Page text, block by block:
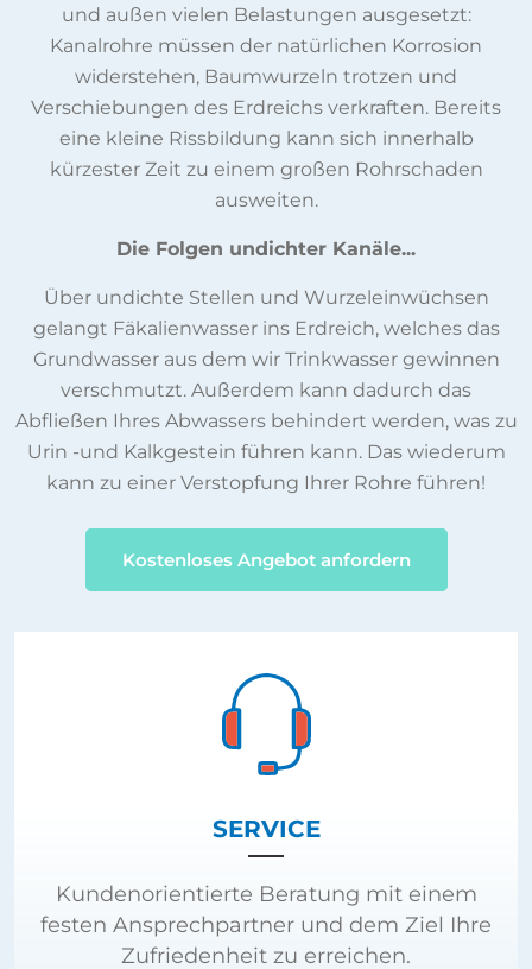
und außen vielen Belastungen ausgesetzt:
Kanalrohre müssen der natürlichen Korrosion
widerstehen, Baumwurzeln trotzen und
Verschiebungen des Erdreichs verkraften. Bereits
eine kleine Rissbildung kann sich innerhalb
kürzester Zeit zu einem großen Rohrschaden
ausweiten.
Die Folgen undichter Kanäle...
Über undichte Stellen und Wurzeleinwüchsen
gelangt Fäkalienwasser ins Erdreich, welches das
Grundwasser aus dem wir Trinkwasser gewinnen
verschmutzt. Außerdem kann dadurch das
Abfließen Ihres Abwassers behindert werden, was zu
Urin -und Kalkgestein führen kann. Das wiederum
kann zu einer Verstopfung Ihrer Rohre führen!
Kostenloses Angebot anfordern
SERVICE
Kundenorientierte Beratung mit einem
festen Ansprechpartner und dem Ziel Ihre
Zufriedenheit zu erreichen.